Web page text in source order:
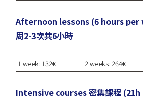
Afternoon lessons (6 hours per
周2-3次共6小時
1 week: 132€ 2 weeks: 264€
Intensive courses 密集課程